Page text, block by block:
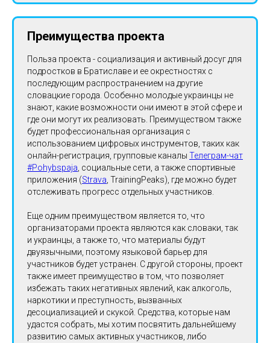
Преимущества проекта
Польза проекта - социализация и активный досуг для
подростков в Братиславе и ее окрестностях с
последующим распространением на другие
словацкие города. Особенно молодые украинцы не
знают, какие возможности они имеют в этой сфере и
где они могут их реализовать. Преимуществом также
будет профессиональная организация с
использованием цифровых инструментов, таких как
онлайн-регистрация, групповые каналы Телеграм-чат
#Pohybspaja , социальные сети, а также спортивные
приложения (Strava , TrainingPeaks), где можно будет
отслеживать прогресс отдельных участников.
Еще одним преимуществом является то, что
организаторами проекта являются как словаки, так
и украинцы, а также то, что материалы будут
двуязычными, поэтому языковой барьер для
участников будет устранен. С другой стороны, проект
также имеет преимущество в том, что позволяет
избежать таких негативных явлений, как алкоголь,
наркотики и преступность, вызванных
десоциализацией и скукой. Средства, которые нам
удастся собрать, мы хотим посвятить дальнейшему
развитию самых активных участников, либо